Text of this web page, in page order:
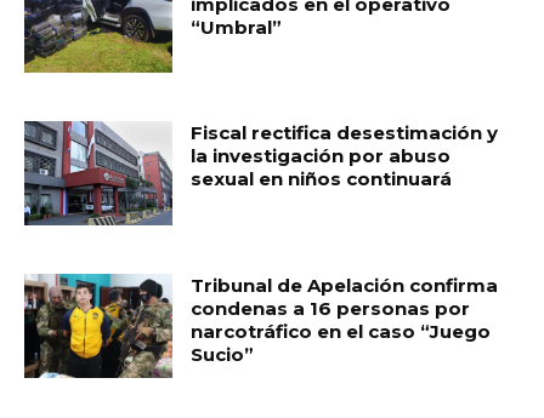
“Umbral”
Fiscal rectifica desestimación y
la investigación por abuso
sexual en niños continuará
Tribunal de Apelación confirma
condenas a 16 personas por
narcotráfico en el caso “Juego
Sucio”